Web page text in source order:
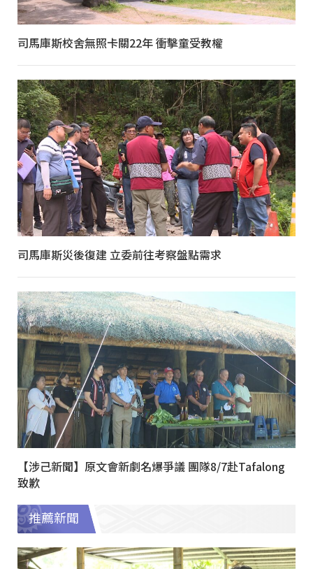
司馬庫斯校舍無照卡關22年 衝擊童受教權
司馬庫斯災後復建 立委前往考察盤點需求
【涉己新聞】原文會新劇名爆爭議 團隊8/7赴Tafalong
致歉
推薦新聞